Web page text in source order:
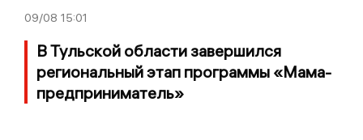
09/08 15:01
В Тульской области завершился
региональный этап программы «Мама-
предприниматель»